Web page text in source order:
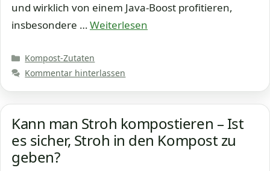
und wirklich von einem Java-Boost profitieren,
insbesondere …Weiterlesen
Kategorien
Kompost-Zutaten
Kommentar hinterlassen
Kann man Stroh kompostieren – Ist
es sicher, Stroh in den Kompost zu
geben?